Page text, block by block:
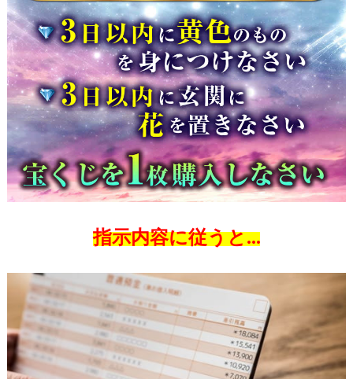
指示内容に従うと…